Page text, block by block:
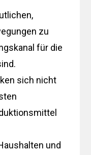
zu
für die
sich nicht
und